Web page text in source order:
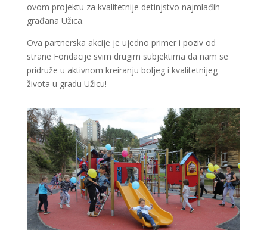
ovom projektu za kvalitetnije detinjstvo najmlađih
građana Užica.
Ova partnerska akcije je ujedno primer i poziv od
strane Fondacije svim drugim subjektima da nam se
pridruže u aktivnom kreiranju boljeg i kvalitetnijeg
života u gradu Užicu!